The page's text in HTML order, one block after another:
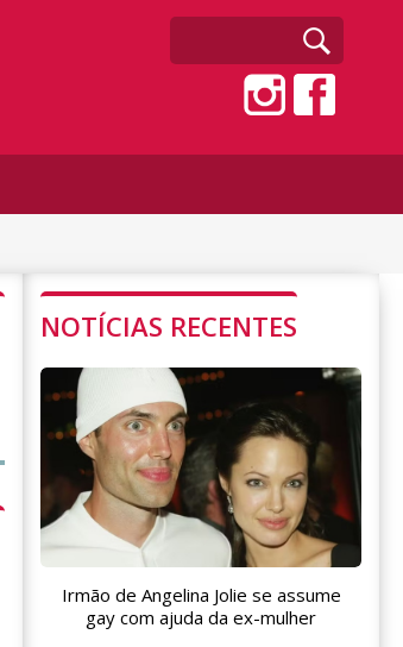
NOTÍCIAS RECENTES
Irmão de Angelina Jolie se assume
gay com ajuda da ex-mulher